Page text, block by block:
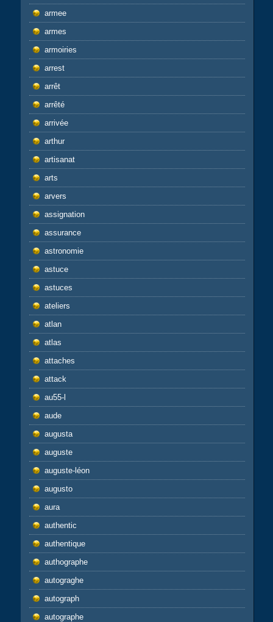
armee
armes
armoiries
arrest
arrêt
arrêté
arrivée
arthur
artisanat
arts
arvers
assignation
assurance
astronomie
astuce
astuces
ateliers
atlan
atlas
attaches
attack
au55-l
aude
augusta
auguste
auguste-léon
augusto
aura
authentic
authentique
authographe
autograghe
autograph
autographe